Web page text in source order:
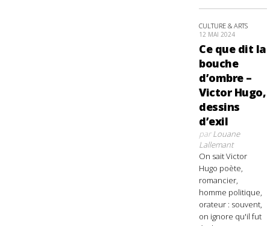
CULTURE & ARTS
12 MAI 2024
Ce que dit la
bouche
d’ombre –
Victor Hugo,
dessins
d’exil
parLouane
Lallemant
On sait Victor
Hugo poète,
romancier,
homme politique,
orateur : souvent,
on ignore qu'il fut